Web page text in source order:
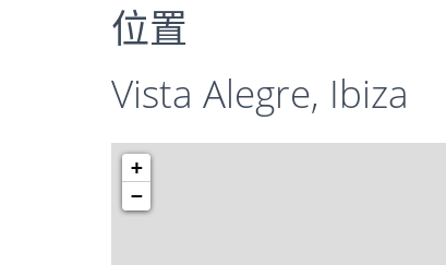
位置
Vista Alegre, Ibiza
+
−